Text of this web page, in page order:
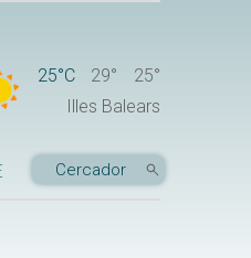
25°C 29°
25°
Illes Balears